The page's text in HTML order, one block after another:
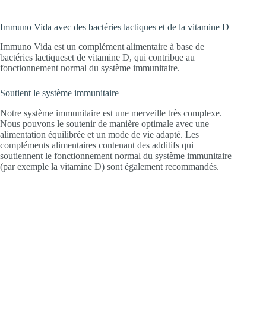
Immuno Vida avec des bactéries lactiques et de la vitamine D
Immuno Vida est un complément alimentaire à base de
bactéries lactiqueset de vitamine D, qui contribue au
fonctionnement normal du système immunitaire.
Soutient le système immunitaire
Notre système immunitaire est une merveille très complexe.
Nous pouvons le soutenir de manière optimale avec une
alimentation équilibrée et un mode de vie adapté. Les
compléments alimentaires contenant des additifs qui
soutiennent le fonctionnement normal du système immunitaire
(par exemple la vitamine D) sont également recommandés.